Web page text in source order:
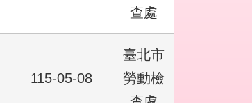
查處
115-05-08
臺北市
勞動檢